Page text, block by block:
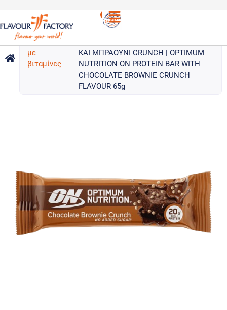
Μπάρες
πρωτεΐνης
με
βιταμίνες
/
OPTIMUM NUTRITION ΜΠΑΡΑ
ΚΑΙ ΜΠΡΑΟΥΝΙ CRUNCH | OPTIMUM
NUTRITION ON PROTEIN BAR WITH
CHOCOLATE BROWNIE CRUNCH
FLAVOUR 65g